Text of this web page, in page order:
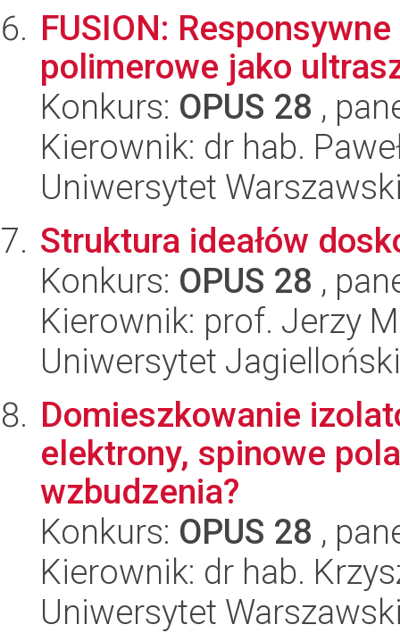
FUSION:
polimerowe jako
Konkurs: OPUS 28 ,
Kierownik: dr hab.
Uniwersytet
Struktura ideałów
Konkurs: OPUS 28 ,
Kierownik: prof. Jerzy
Uniwersytet Jagielloński
Domieszkowanie
elektrony, spinowe
wzbudzenia?
Konkurs: OPUS 28 ,
Kierownik: dr hab.
Uniwersytet